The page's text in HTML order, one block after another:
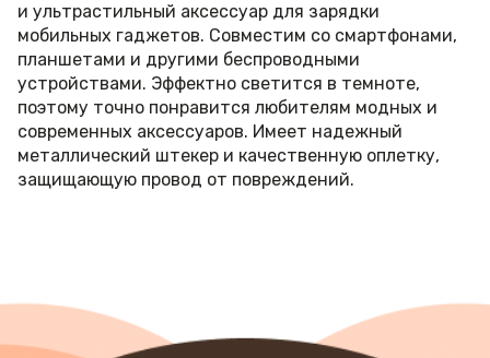
и ультрастильный аксессуар для зарядки
мобильных гаджетов. Совместим со смартфонами,
планшетами и другими беспроводными
устройствами. Эффектно светится в темноте,
поэтому точно понравится любителям модных и
современных аксессуаров. Имеет надежный
металлический штекер и качественную оплетку,
защищающую провод от повреждений.